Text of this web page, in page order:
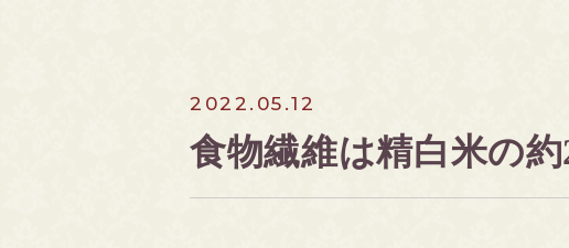
2022.05.12
食物繊維は精白米の